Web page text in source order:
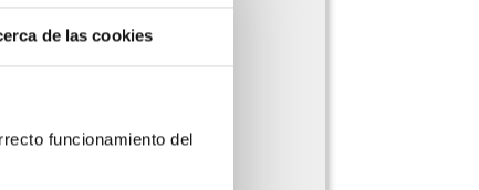
de las cookies
funcionamiento del